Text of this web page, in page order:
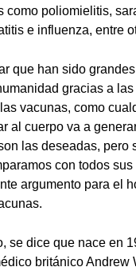
como poliomielitis,
e influenza, entre
que han sido
gracias a
vacunas, como
al cuerpo va a
las deseadas, pero
con todos
argumento para el
se dice que nace en
británico Andrew